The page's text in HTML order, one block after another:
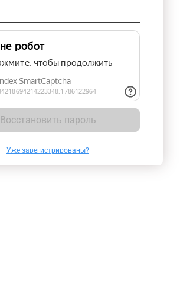
Восстановить пароль
Уже зарегистрированы?